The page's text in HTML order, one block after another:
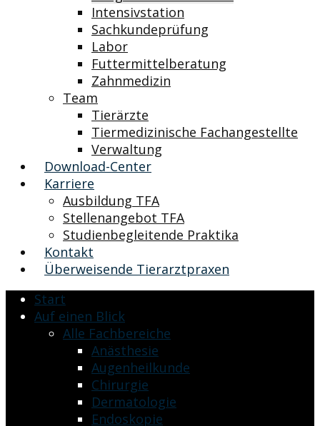
Intensivstation
Sachkundeprüfung
Labor
Futtermittelberatung
Zahnmedizin
Team
Tierärzte
Tiermedizinische Fachangestellte
Verwaltung
Download-Center
Karriere
Ausbildung TFA
Stellenangebot TFA
Studienbegleitende Praktika
Kontakt
Überweisende Tierarztpraxen
Start
Auf einen Blick
Alle Fachbereiche
Anästhesie
Augenheilkunde
Chirurgie
Dermatologie
Endoskopie